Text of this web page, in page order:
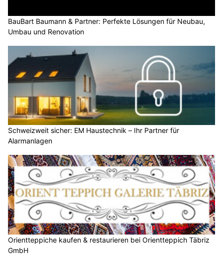
BauBart Baumann & Partner: Perfekte Lösungen für Neubau,
Umbau und Renovation
Schweizweit sicher: EM Haustechnik – Ihr Partner für
Alarmanlagen
Orientteppiche kaufen & restaurieren bei Orientteppich Täbriz
GmbH